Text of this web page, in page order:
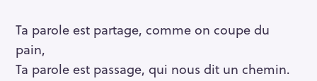
Ta parole est partage, comme on coupe du
pain,
Ta parole est passage, qui nous dit un chemin.